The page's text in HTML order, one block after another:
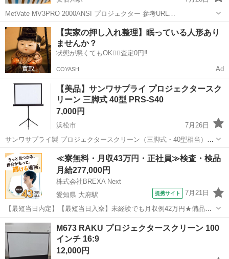
MetVate MV3PRO 2000ANSI プロジェクター 参考URL
https://amzn.to/4fdmL0m 先週発売されたばかりの新型モデルになりま
す。 新品を開封して動作確認を行っただけの...
静岡 静岡市 安倍川駅 プロジェクター、ホームシアター
【実家の押し入れ整理】眠っている人形あり
ませんか？
状態が悪くてもOK🙆‍♀️査定0円‼️
COYASH Ad
【美品】サンワサプライ プロジェクタースク
リーン 三脚式 40型 PRS-S40
7,000円
浜松市
7月26日
サンワサプライ製 プロジェクタースクリーン（三脚式・40型相当）
PRS-S40 です。 ・三脚一体型なので設置や移動が簡単 ・高さ調整可
能（1165〜1545mm） ・スクリーンの傾きは2段階調整可 ・収納時は
コンパクトに折...
静岡 浜松市 プロジェクター、ホームシアター
≪寮無料・月収43万円・正社員≫検査・検品
月給277,000円
株式会社BREXA Next
愛知県 大府駅
提携サイト 7月21日
【最短当日内定】【最短当日入寮】未経験でも月収例42万円★備品付
き寮完備＆赴任旅費会社負担◎昇給・業績賞与あり！組立や塗装など
自動車製造の各種作業！《愛知県大府市》 人気の工場のお仕事 ◇自動
車製造に携わる各種作業◇ 【...
愛知 大府市 その他
M673 RAKU プロジェクタースクリーン 100
インチ 16:9
12,000円